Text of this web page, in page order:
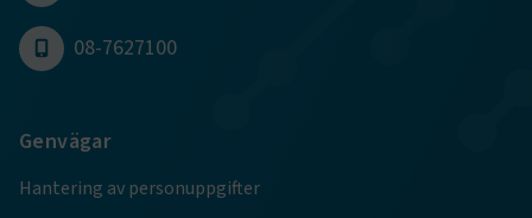
08-7627100
Genvägar
Hantering av personuppgifter